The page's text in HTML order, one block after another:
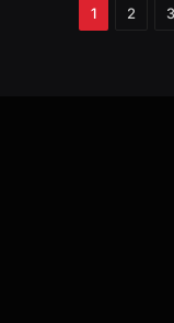
1 2 3